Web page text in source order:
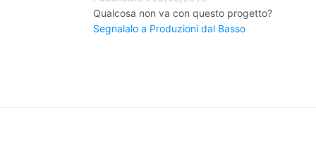
Qualcosa non va con questo progetto?
Segnalalo a Produzioni dal Basso